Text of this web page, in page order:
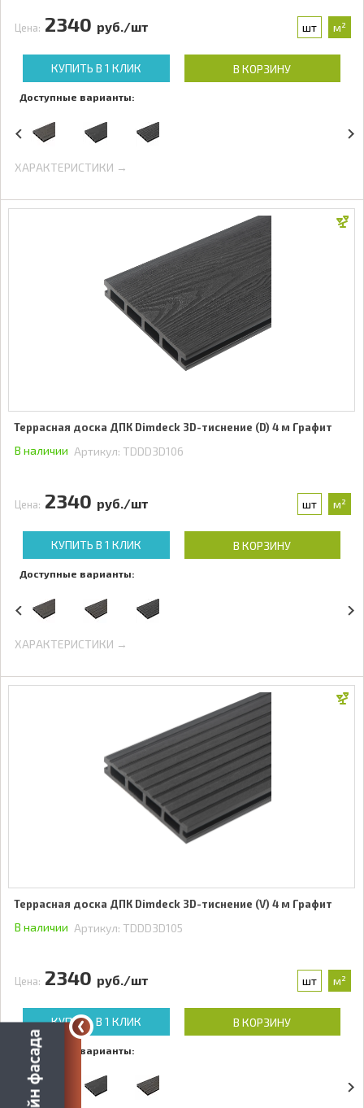
Цена: 2340 руб./шт шт м²
КУПИТЬ В 1 КЛИК В КОРЗИНУ
Доступные варианты:
ХАРАКТЕРИСТИКИ →
Террасная доска ДПК Dimdeck 3D-тиснение (D) 4 м Графит
В наличии Артикул: TDDD3D106
Цена: 2340 руб./шт шт м²
КУПИТЬ В 1 КЛИК В КОРЗИНУ
Доступные варианты:
ХАРАКТЕРИСТИКИ →
Террасная доска ДПК Dimdeck 3D-тиснение (V) 4 м Графит
В наличии Артикул: TDDD3D105
Цена: 2340 руб./шт шт м²
КУПИТЬ В 1 КЛИК В КОРЗИНУ
Доступные варианты: